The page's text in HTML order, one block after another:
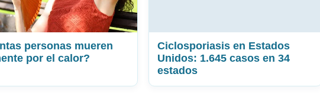
personas mueren
por el calor?
Ciclosporiasis en Estados
Unidos: 1.645 casos en 34
estados